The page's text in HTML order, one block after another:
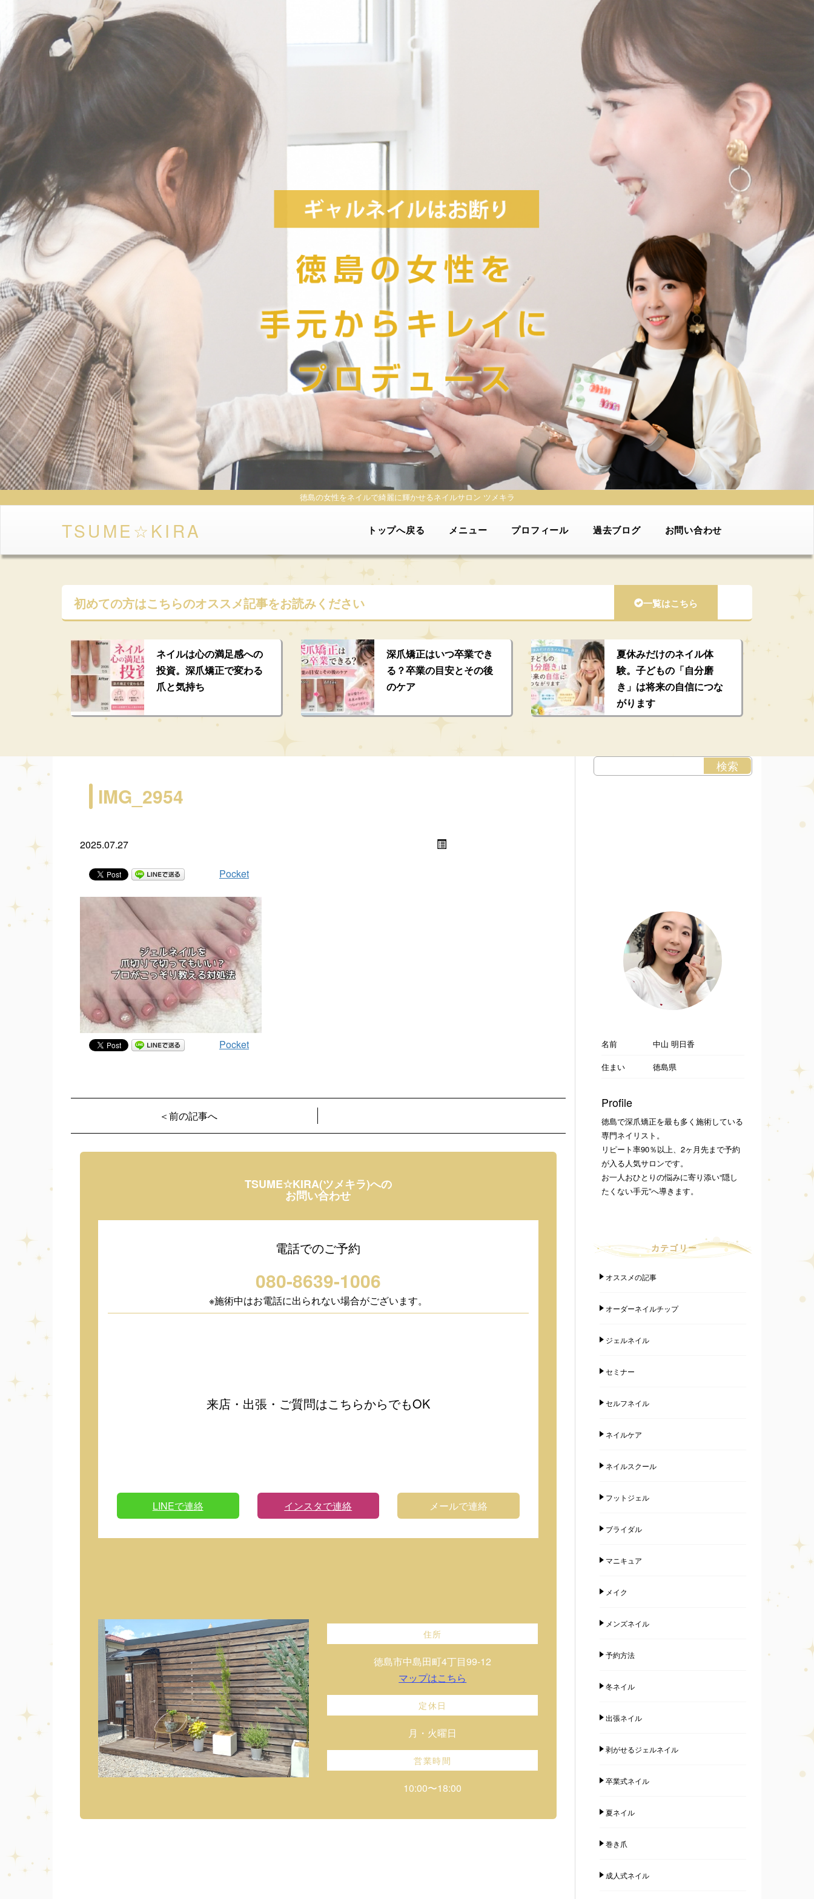
徳島の女性をネイルで綺麗に輝かせるネイルサロン ツメキラ
TSUME☆KIRA トップへ戻る メニュー プロフィール 過去ブログ お問い合わせ
初めての方はこちらのオススメ記事をお読みください 一覧はこちら
ネイルは心の満足感への
投資。深爪矯正で変わる
爪と気持ち
深爪矯正はいつ卒業でき
る？卒業の目安とその後
のケア
夏休みだけのネイル体
験。子どもの「自分磨
き」は将来の自信につな
がります
IMG_2954
2025.07.27
Pocket
Pocket
＜前の記事へ
TSUME☆KIRA(ツメキラ)への
お問い合わせ
電話でのご予約
080-8639-1006
※施術中はお電話に出られない場合がございます。
来店・出張・ご質問はこちらからでもOK
LINEで連絡 インスタで連絡 メールで連絡
住所
徳島市中島田町4丁目99-12
マップはこちら
定休日
月・火曜日
営業時間
10:00〜18:00
名前
中山 明日香
住まい
徳島県
Profile
徳島で深爪矯正を最も多く施術している
専門ネイリスト。
リピート率90％以上、2ヶ月先まで予約
が入る人気サロンです。
お一人おひとりの悩みに寄り添い“隠し
たくない手元”へ導きます。
カテゴリー
オススメの記事
オーダーネイルチップ
ジェルネイル
セミナー
セルフネイル
ネイルケア
ネイルスクール
フットジェル
ブライダル
マニキュア
メイク
メンズネイル
予約方法
冬ネイル
出張ネイル
剥がせるジェルネイル
卒業式ネイル
夏ネイル
巻き爪
成人式ネイル